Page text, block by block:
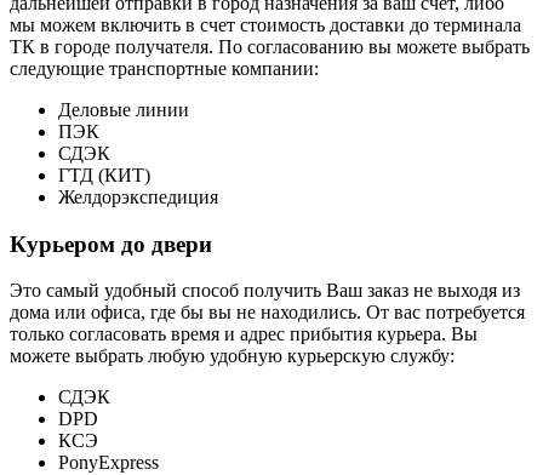
мы можем включить в счет стоимость доставки до терминала
ТК в городе получателя. По согласованию вы можете выбрать
следующие транспортные компании:
Деловые линии
ПЭК
СДЭК
ГТД (КИТ)
Желдорэкспедиция
Курьером до двери
Это самый удобный способ получить Ваш заказ не выходя из
дома или офиса, где бы вы не находились. От вас потребуется
только согласовать время и адрес прибытия курьера. Вы
можете выбрать любую удобную курьерскую службу:
СДЭК
DPD
КСЭ
PonyExpress